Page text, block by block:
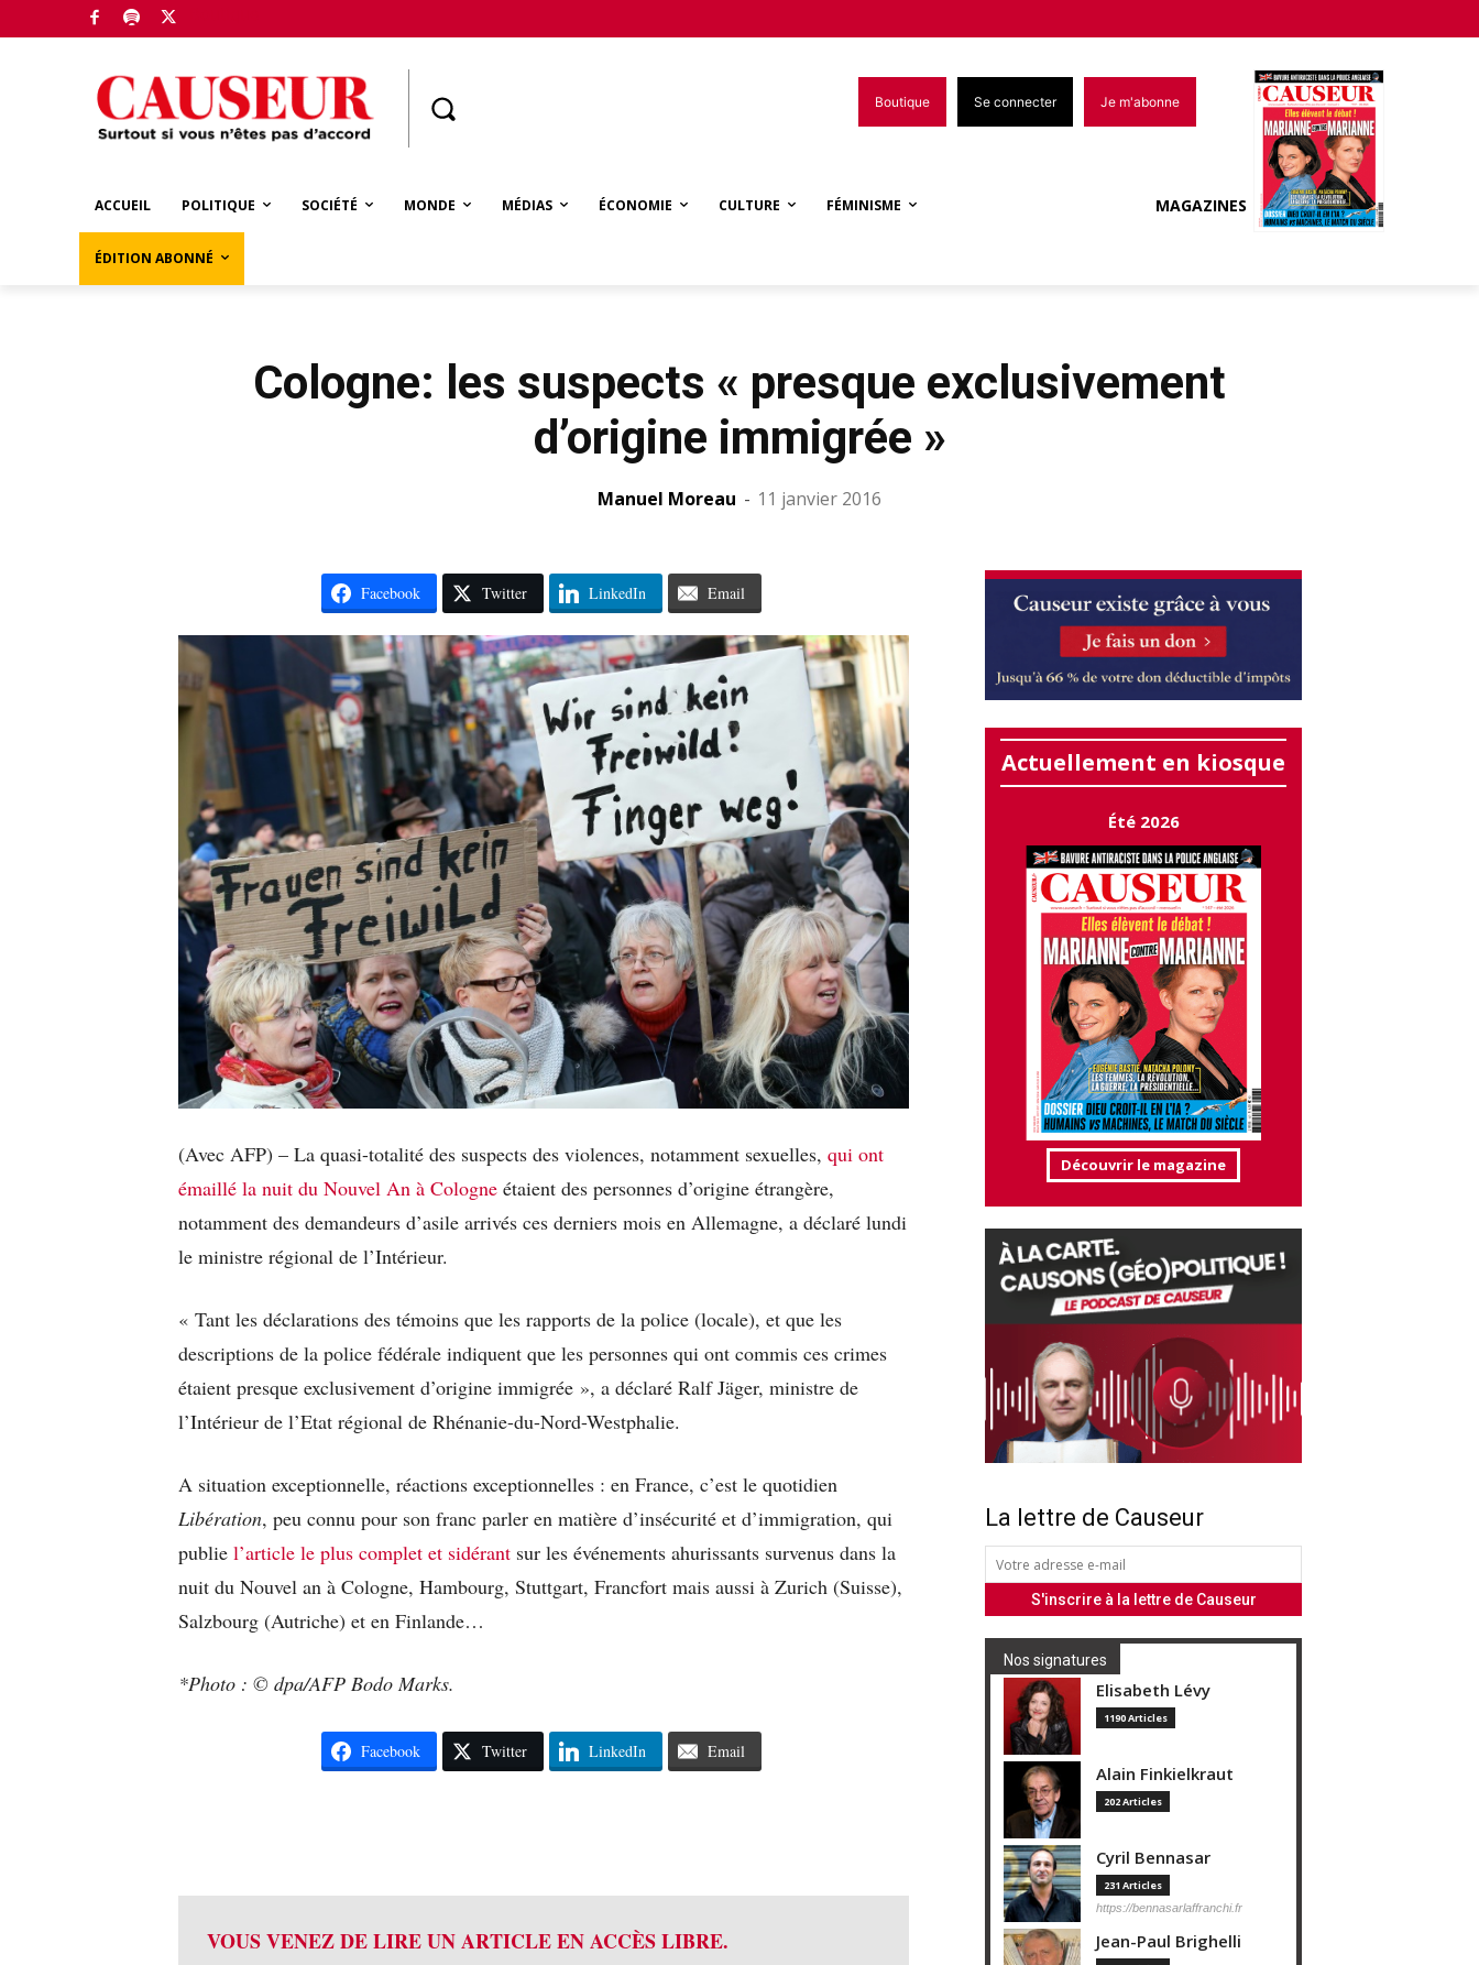
Boutique Se connecter Je m'abonne
ACCUEIL POLITIQUE SOCIÉTÉ MONDE MÉDIAS ÉCONOMIE CULTURE FÉMINISME
ÉDITION ABONNÉ
MAGAZINES
Cologne: les suspects « presque exclusivement
d’origine immigrée »
Manuel Moreau - 11 janvier 2016
Facebook Twitter LinkedIn Email
(Avec AFP) – La quasi-totalité des suspects des violences, notamment sexuelles, qui ont
émaillé la nuit du Nouvel An à Cologne étaient des personnes d’origine étrangère,
notamment des demandeurs d’asile arrivés ces derniers mois en Allemagne, a déclaré lundi
le ministre régional de l’Intérieur.
« Tant les déclarations des témoins que les rapports de la police (locale), et que les
descriptions de la police fédérale indiquent que les personnes qui ont commis ces crimes
étaient presque exclusivement d’origine immigrée », a déclaré Ralf Jäger, ministre de
l’Intérieur de l’Etat régional de Rhénanie-du-Nord-Westphalie.
A situation exceptionnelle, réactions exceptionnelles : en France, c’est le quotidien
Libération, peu connu pour son franc parler en matière d’insécurité et d’immigration, qui
publie l’article le plus complet et sidérant sur les événements ahurissants survenus dans la
nuit du Nouvel an à Cologne, Hambourg, Stuttgart, Francfort mais aussi à Zurich (Suisse),
Salzbourg (Autriche) et en Finlande…
*Photo : © dpa/AFP Bodo Marks.
Facebook Twitter LinkedIn Email
VOUS VENEZ DE LIRE UN ARTICLE EN ACCÈS LIBRE.
Actuellement en kiosque
Été 2026
Découvrir le magazine
La lettre de Causeur
Nos signatures
Elisabeth Lévy
1190 Articles
Alain Finkielkraut
202 Articles
Cyril Bennasar
231 Articles
https://bennasarlaffranchi.fr
Jean-Paul Brighelli